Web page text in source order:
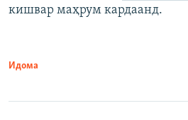
кишвар маҳрум кардаанд.
Идома